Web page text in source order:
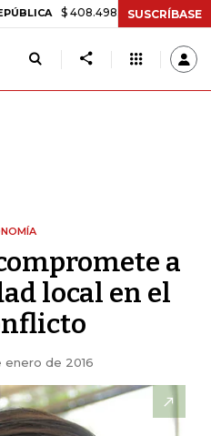
$ 408.498,97 +$ 8.753,81 +2,19%
SUSCRÍBASE
a
local en el
enero de 2016